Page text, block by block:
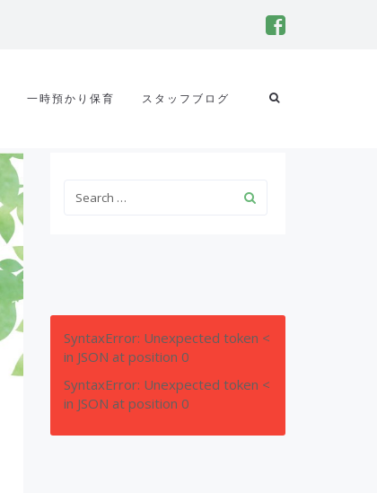
一時預かり保育 スタッフブログ
SyntaxError: Unexpected token <
in JSON at position 0
SyntaxError: Unexpected token <
in JSON at position 0